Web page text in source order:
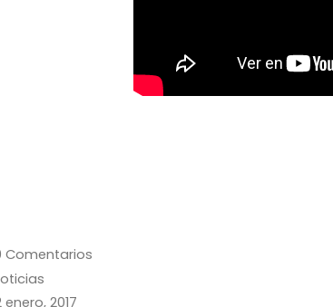
Comentarios
enero, 2017